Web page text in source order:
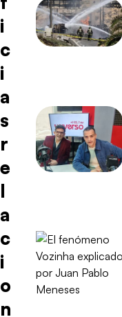
i
c
i
a
s
r
e
l
a
c
i
o
n